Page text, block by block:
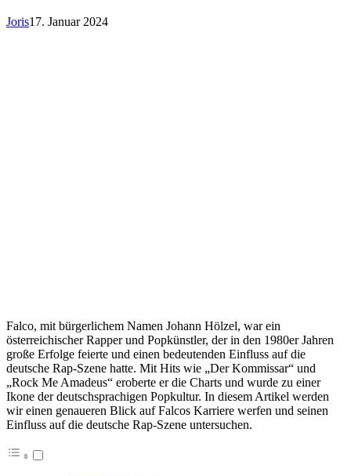
Joris17. Januar 2024
Falco, mit bürgerlichem Namen Johann Hölzel, war ein
österreichischer Rapper und Popkünstler, der in den 1980er Jahren
große Erfolge feierte und einen bedeutenden Einfluss auf die
deutsche Rap-Szene hatte. Mit Hits wie „Der Kommissar“ und
„Rock Me Amadeus“ eroberte er die Charts und wurde zu einer
Ikone der deutschsprachigen Popkultur. In diesem Artikel werden
wir einen genaueren Blick auf Falcos Karriere werfen und seinen
Einfluss auf die deutsche Rap-Szene untersuchen.